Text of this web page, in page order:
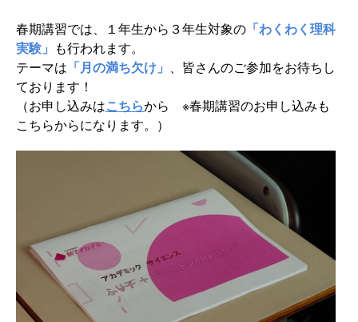
春期講習では、１年生から３年生対象の 「わくわく理科
実験」 も行われます。
テーマは 「月の満ち欠け」 、皆さんのご参加をお待ちし
ております！
（お申し込みはこちらから ※春期講習のお申し込みも
こちらからになります。）